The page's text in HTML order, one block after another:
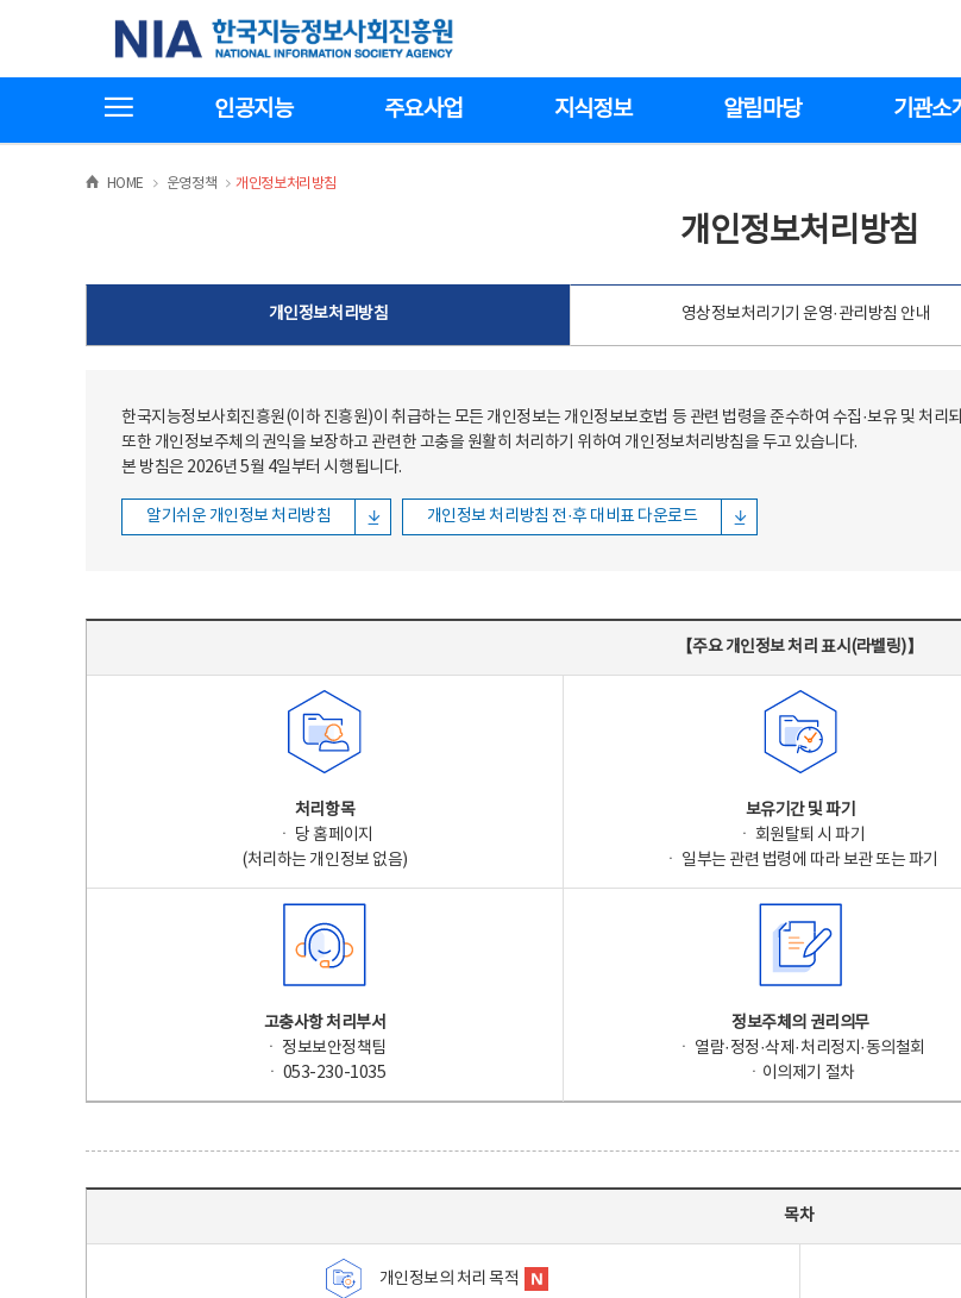
한국지능정보사회진흥원
인공지능 주요사업 지식정보 알림마당 기관소
HOME >운영정책 >
개인정보처리방침
개인정보처리방침
개인정보처리방침 영상정보처리기기 운영·관리방침 안내
한국지능정보사회진흥원(이하 진흥원)이 취급하는 모든 개인정보는 개인정보보호법 등 관련 법령을 준수하여 수집·보유 및 처리
또한 개인정보주체의 권익을 보장하고 관련한 고충을 원활히 처리하기 위하여 개인정보처리방침을 두고 있습니다.
본 방침은 2026년 5월 4일부터 시행됩니다.
알기쉬운 개인정보 처리방침 개인정보 처리방침 전·후 대비표 다운로드
【주요 개인정보 처리 표시(라벨링)】
처리항목
ㆍ 당 홈페이지
(처리하는 개인정보 없음)
보유기간 및 파기
ㆍ 회원탈퇴 시 파기
ㆍ 일부는 관련 법령에 따라 보관 또는 파기
고충사항 처리부서
ㆍ 정보보안정책팀
ㆍ 053-230-1035
정보주체의 권리의무
ㆍ 열람·정정·삭제·처리정지·동의철회
ㆍ이의제기 절차
목차
개인정보의 처리 목적